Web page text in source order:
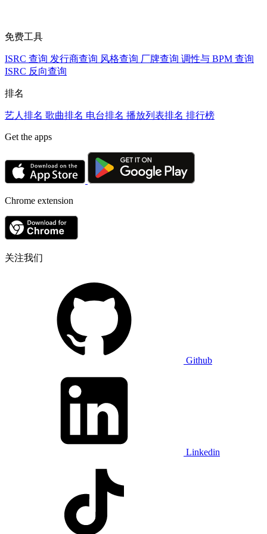
免费工具
ISRC 查询 发行商查询 风格查询 厂牌查询 调性与 BPM 查询
ISRC 反向查询
排名
艺人排名 歌曲排名 电台排名 播放列表排名 排行榜
Get the apps
Chrome extension
关注我们
Github
Linkedin